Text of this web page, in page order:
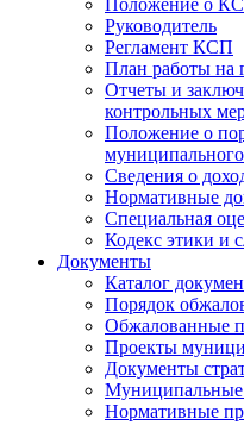
Положение о
Руководитель
Регламент КСП
План работы на
Отчеты и
контрольных
Положение о
Сведения о
Нормативные
Специальная
Кодекс этики и
Документы
Каталог
Порядок
Обжалованные
Проекты
Документы
Нормативные